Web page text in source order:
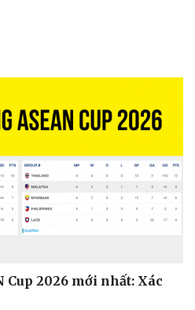
Cup 2026 mới nhất: Xác